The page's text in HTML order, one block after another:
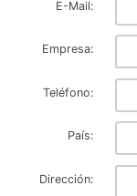
E-Mail:
Empresa:
Teléfono:
País:
Dirección: